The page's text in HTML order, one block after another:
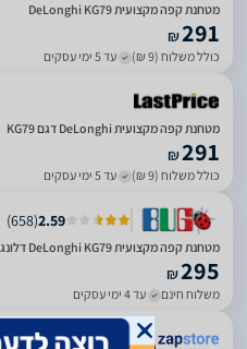
מטחנת קפה מקצועית DeLonghi KG79
₪291
כולל משלוח (9 ₪) עד 5 ימי עסקים
מטחנת קפה מקצועית DeLonghi דגם KG79
₪291
כולל משלוח (9 ₪) עד 5 ימי עסקים
2.59
(
658
)
מטחנת קפה מקצועית DeLonghi KG79 דלונגי - DeLonghi דלונגי
₪295
משלוח חינם עד 4 ימי עסקים
ביטחון בשירות